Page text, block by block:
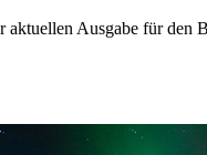
Ausgabe für den